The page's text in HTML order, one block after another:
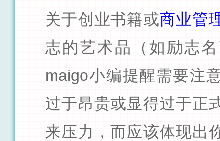
关于创业书籍或商业管
志的艺术品（如励志
maigo小编提醒需要注
过于昂贵或显得过于正
来压力，而应该体现出